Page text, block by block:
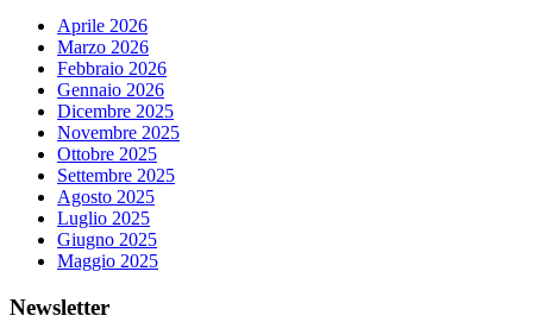
Aprile 2026
Marzo 2026
Febbraio 2026
Gennaio 2026
Dicembre 2025
Novembre 2025
Ottobre 2025
Settembre 2025
Agosto 2025
Luglio 2025
Giugno 2025
Maggio 2025
Newsletter